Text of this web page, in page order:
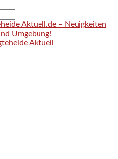
Aktuell.de – Neuigkeiten
Umgebung!